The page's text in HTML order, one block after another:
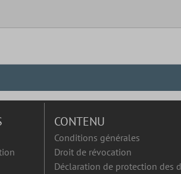
CONTENU
Conditions générales
Droit de révocation
Déclaration de protection des